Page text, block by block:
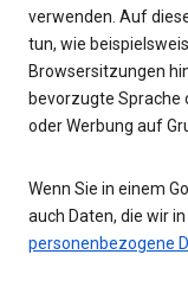
verwenden. Auf
tun, wie
Browsersitzungen
bevorzugte Sprache
oder Werbung auf
Wenn Sie in einem
auch Daten, die wir
personenbezogene